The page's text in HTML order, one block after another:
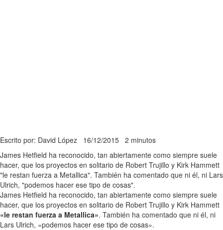
Escrito por: David López 16/12/2015 2 minutos
James Hetfield ha reconocido, tan abiertamente como siempre suele
hacer, que los proyectos en solitario de Robert Trujillo y Kirk Hammett
"le restan fuerza a Metallica". También ha comentado que ni él, ni Lars
Ulrich, "podemos hacer ese tipo de cosas".
James Hetfield ha reconocido, tan abiertamente como siempre suele
hacer, que los proyectos en solitario de Robert Trujillo y Kirk Hammett
«le restan fuerza a Metallica». También ha comentado que ni él, ni
Lars Ulrich, «podemos hacer ese tipo de cosas».